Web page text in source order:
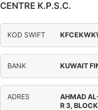
CENTRE K.P.S.C.
KOD SWIFT
BANK KUWAIT
ADRES
AHMAD
R 3,